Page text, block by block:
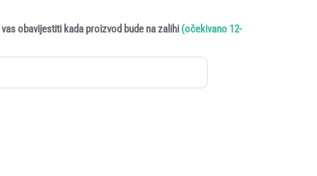
obavijestiti kada proizvod bude na zalihi (očekivano 12-